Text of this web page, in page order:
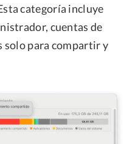
categoría incluye
cuentas de
solo para compartir y